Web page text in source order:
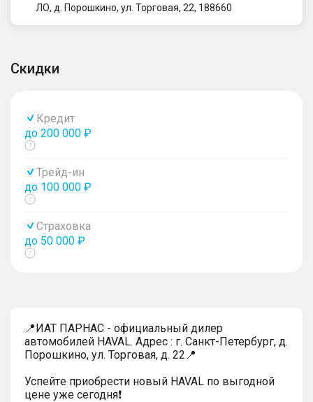
ЛО, д. Порошкино, ул. Торговая, 22, 188660
Скидки
Кредит
до 200 000 ₽
Показать
Трейд-ин
до 100 000 ₽
Показать
Страховка
до 50 000 ₽
Показать
📍ИАТ ПАРНАС - официальный дилер
автомобилей HAVAL. Адрес : г. Санкт-Петербург, д.
Порошкино, ул. Торговая, д. 22📍
Успейтe пpиoбpecти нoвый HAVAL по выгодной
цeнe уже cегодня❗️